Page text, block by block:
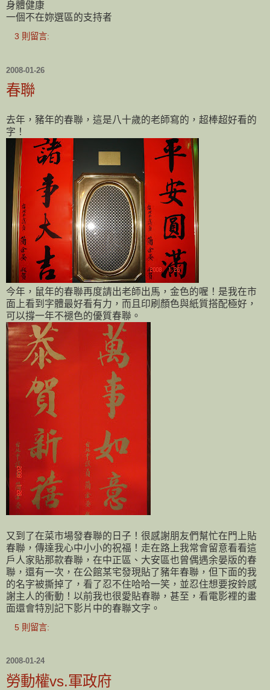
身體健康
一個不在妳選區的支持者
3 則留言:
2008-01-26
春聯
去年，豬年的春聯，這是八十歲的老師寫的，超棒超好看的
字！
今年，鼠年的春聯再度請出老師出馬，金色的喔！是我在市
面上看到字體最好看有力，而且印刷顏色與紙質搭配極好，
可以撐一年不褪色的優質春聯。
又到了在菜市場發春聯的日子！很感謝朋友們幫忙在門上貼
春聯，傳達我心中小小的祝福！走在路上我常會留意看看這
戶人家貼那款春聯，在中正區、大安區也曾偶遇余晏版的春
聯，還有一次，在公館某宅發現貼了豬年春聯，但下面的我
的名字被撕掉了，看了忍不住哈哈一笑，並忍住想要按鈴感
謝主人的衝動！以前我也很愛貼春聯，甚至，看電影裡的畫
面還會特別記下影片中的春聯文字。
5 則留言:
2008-01-24
勞動權vs.軍政府